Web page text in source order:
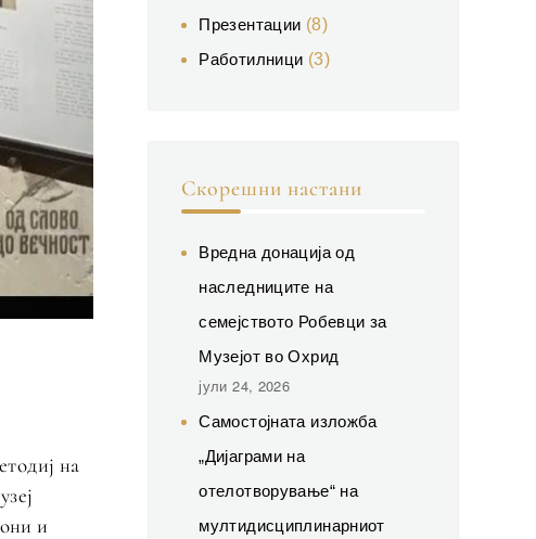
на
и
Презентации (8)
Работилници (3)
Скорешни настани
Вредна донација од
наследниците на
семејството Робевци за
Музејот во Охрид
јули 24, 2026
Самостојната изложба
„Дијаграми на
отелотворување“ на
мултидисциплинарниот